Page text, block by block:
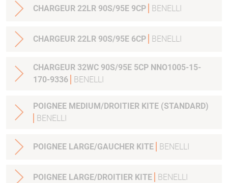
CHARGEUR 22LR 90S/95E 9CP BENELLI
CHARGEUR 22LR 90S/95E 6CP BENELLI
CHARGEUR 32WC 90S/95E 5CP NNO1005-15-
170-9336
BENELLI
POIGNEE MEDIUM/DROITIER KITE (STANDARD)
BENELLI
POIGNEE LARGE/GAUCHER KITE BENELLI
POIGNEE LARGE/DROITIER KITE BENELLI